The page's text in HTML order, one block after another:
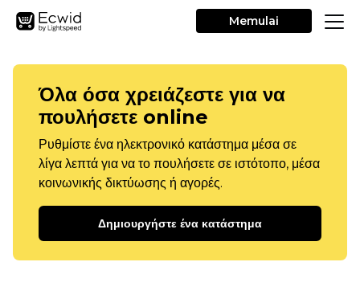
Memulai
Όλα όσα χρειάζεστε για να
πουλήσετε online
Ρυθμίστε ένα ηλεκτρονικό κατάστημα μέσα σε
λίγα λεπτά για να το πουλήσετε σε ιστότοπο, μέσα
κοινωνικής δικτύωσης ή αγορές.
Δημιουργήστε ένα κατάστημα